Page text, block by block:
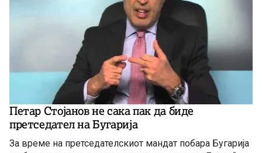
Петар Стојанов не сака пак да биде
претседатeл на Бугарија
За време на претседателскиот мандат побара Бугарија